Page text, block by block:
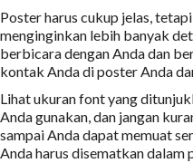
Poster harus cukup jelas,
menginginkan lebih banyak
berbicara dengan Anda dan
kontak Anda di poster Anda
Lihat ukuran font yang
Anda gunakan, dan jangan
sampai Anda dapat memuat
Anda harus disematkan